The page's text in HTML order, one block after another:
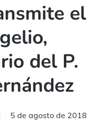
el
del P.
5 de agosto de 2018